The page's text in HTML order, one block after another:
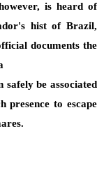
is heard of
hist of Brazil,
documents the
be associated
presence to escape